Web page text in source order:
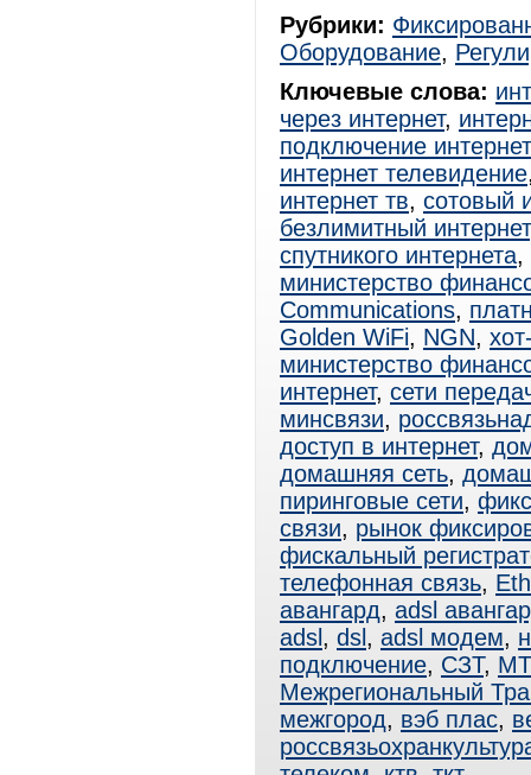
Рубрики:
Оборудование,
Ключевые слова:
через интернет,
подключение
интернет телевидение
интернет тв, сотовый
безлимитный интернет
спутникого интернета,
министерство
Communications,
Golden WiFi, NGN,
министерство
интернет, сети
минсвязи,
доступ в интернет,
домашняя сеть,
пиринговые сети,
связи, рынок
фискальный
телефонная связь,
авангард, adsl
adsl , dsl , adsl модем,
подключение, СЗТ,
Межрегиональный
межгород, вэб плас,